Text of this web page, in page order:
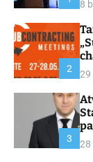
8
2 29
3 28